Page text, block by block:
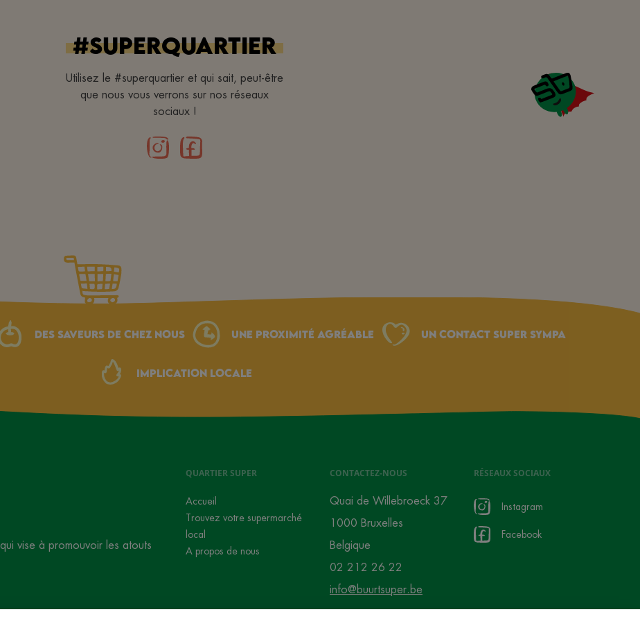
#superquartier
Utilisez le #superquartier et qui sait, peut-être
que nous vous verrons sur nos réseaux
sociaux !
Des saveurs de chez nous une proximité agréable Un Contact Super Sympa
Implication locale
qui vise à promouvoir les atouts
QUARTIER SUPER
Accueil
Trouvez votre supermarché
local
A propos de nous
CONTACTEZ-NOUS
Quai de Willebroeck 37
1000 Bruxelles
Belgique
02 212 26 22
info@buurtsuper.be
RÉSEAUX SOCIAUX
Instagram
Facebook